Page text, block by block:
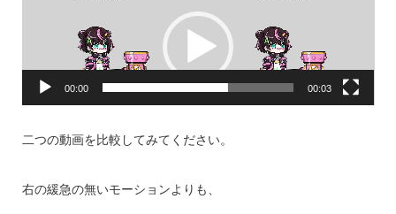
ー
00:00 00:03
二つの動画を比較してみてください。
右の緩急の無いモーションよりも、